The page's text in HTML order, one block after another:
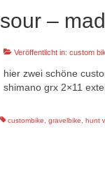
sour –
Veröffentlicht in:custom
hier zwei schöne
shimano grx 2×11
custombike,gravelbike, hunt